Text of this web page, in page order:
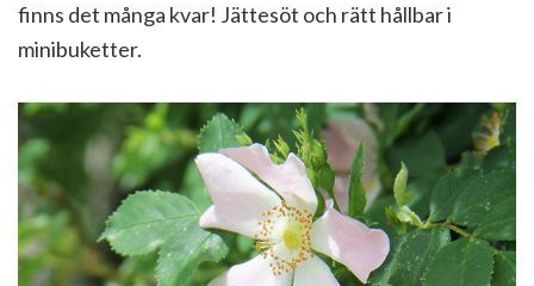
finns det många kvar! Jättesöt och rätt hållbar i
minibuketter.